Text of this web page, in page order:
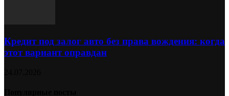
Кредит под залог авто без права вождения: когда
этот вариант оправдан